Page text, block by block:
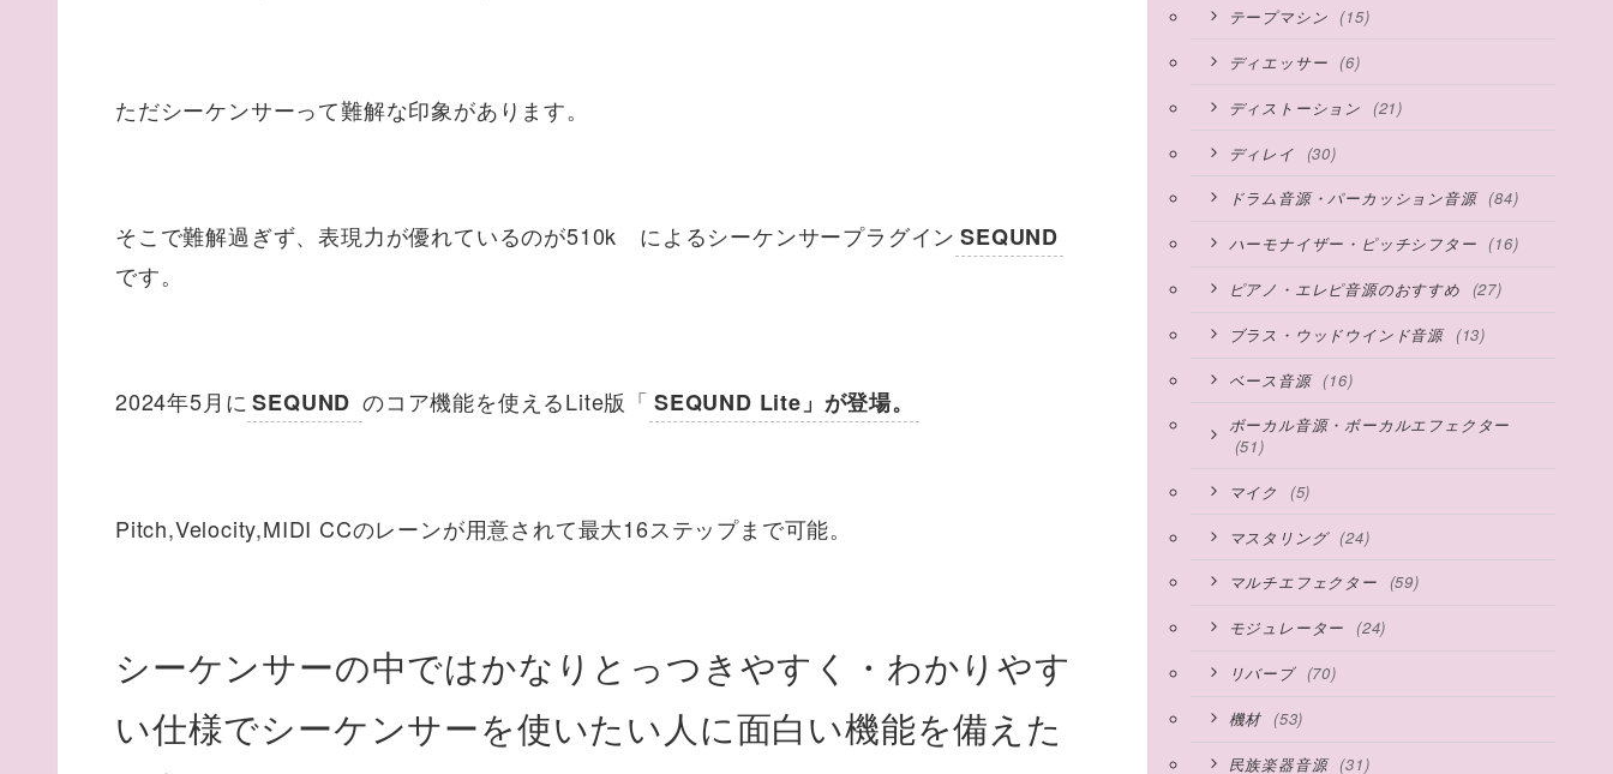
ただシーケンサーって難解な印象があります。
そこで難解過ぎず、表現力が優れているのが510k によるシーケンサープラグイン SEQUND
です。
2024年5月に SEQUND のコア機能を使えるLite版「 SEQUND Lite」が登場。
Pitch,Velocity,MIDI CCのレーンが用意されて最大16ステップまで可能。
シーケンサーの中ではかなりとっつきやすく・わかりやす
い仕様でシーケンサーを使いたい人に面白い機能を備えた
テープマシン (15)
ディエッサー (6)
ディストーション (21)
ディレイ (30)
ドラム音源・パーカッション音源 (84)
ハーモナイザー・ピッチシフター (16)
ピアノ・エレピ音源のおすすめ (27)
ブラス・ウッドウインド音源 (13)
ベース音源 (16)
ボーカル音源・ボーカルエフェクター
(51)
マイク (5)
マスタリング (24)
マルチエフェクター (59)
モジュレーター (24)
リバーブ (70)
機材 (53)
民族楽器音源 (31)